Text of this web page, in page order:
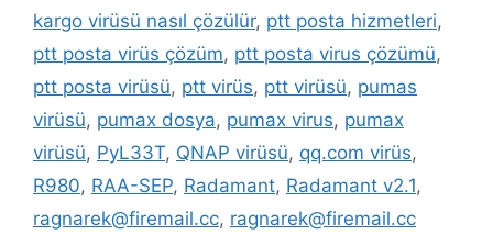
kargo virüsü nasıl çözülür, ptt posta hizmetleri,
ptt posta virüs çözüm, ptt posta virus çözümü,
ptt posta virüsü, ptt virüs, ptt virüsü, pumas
virüsü, pumax dosya, pumax virus, pumax
virüsü, PyL33T, QNAP virüsü, qq.com virüs,
R980, RAA-SEP, Radamant, Radamant v2.1,
ragnarek@firemail.cc, ragnarek@firemail.cc